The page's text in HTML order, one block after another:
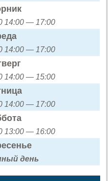
14:00 — 17:00
14:00 — 17:00
14:00 — 15:00
14:00 — 17:00
13:00 — 16:00
день